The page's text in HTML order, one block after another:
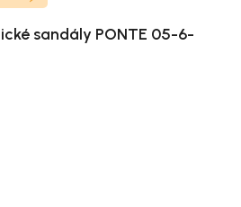
sandály PONTE 05-6-